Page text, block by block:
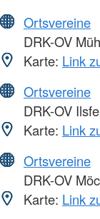
Ortsvereine
DRK-OV
Karte: Link
Ortsvereine
DRK-OV
Karte: Link
Ortsvereine
DRK-OV
Karte: Link